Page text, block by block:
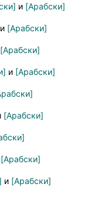
и [Арабски]
и [Арабски]
[Арабски]
и [Арабски]
[Арабски]
[Арабски]
и [Арабски]